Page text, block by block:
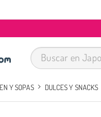
Y SOPAS DULCES Y SNACKS